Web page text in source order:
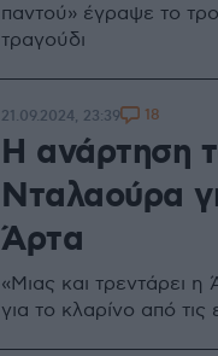
παντού» έγραψε το
τραγούδι
Η ανάρτηση
Νταλαούρα
Άρτα
«Μιας και τρεντάρει
για το κλαρίνο από
21.09.2024, 23:39 18